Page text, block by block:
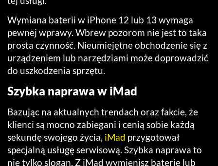
Wymiana baterii w iPhone 12 lub 13 wymaga
pewnej wprawy. Wbrew pozorom nie jest to taka
prosta czynność. Nieumiejętne obchodzenie się z
urządzeniem lub narzędziami może doprowadzić
do uszkodzenia sprzętu.
Szybka naprawa w iMad
Bazując na aktualnych trendach oraz fakcie, że
klienci są mocno zabiegani i cenią sobie każdą
sekundę swojego życia, iMad przygotował
specjalną usługę serwisową. Szybka naprawa to
nie tylko slogan. Z iMad wymienisz baterię lub